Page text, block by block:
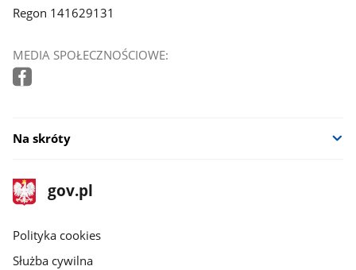
Regon 141629131
MEDIA SPOŁECZNOŚCIOWE:
Na skróty
stopka
gov.pl
Strona
gov.pl
gov.pl
Polityka cookies
Służba cywilna